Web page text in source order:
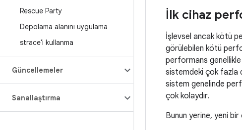
Rescue Party
Depolama alanını uygulama
strace'i kullanma
Güncellemeler
Sanallaştırma
İlk cihaz
İşlevsel ancak kötü
görülebilen kötü
performans
sistemdeki çok fazla
sistem genelinde
çok kolaydır.
Bunun yerine, yeni bir